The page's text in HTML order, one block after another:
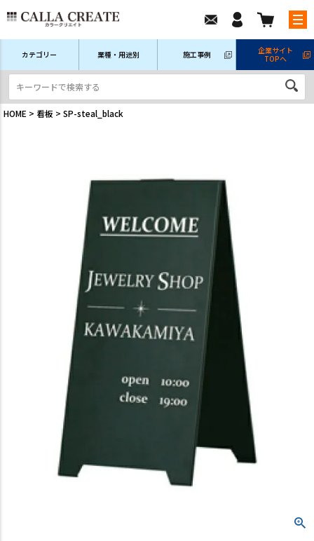
ログイン/マイページ
注文履歴
TEL:06-7493-2639(平日9:00～18:00)
メールで問い合わせる
カテゴリーから選ぶ
用語集
カテゴリー 業種・用途別 施工事例
企業サイト
TOPへ
HOME 看板 SP-steal_black